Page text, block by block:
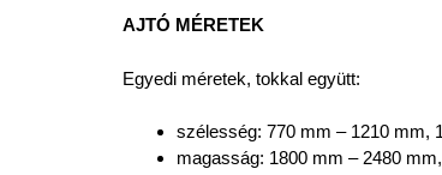
AJTÓ MÉRETEK
Egyedi méretek, tokkal együtt:
szélesség: 770 mm – 1210 mm,
magasság: 1800 mm – 2480